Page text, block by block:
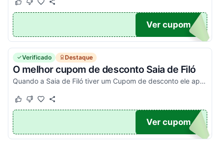
Este cupom funcionou
Este cupom não funcionou
INHA
Ver cupom
Verificado Destaque
O melhor cupom de desconto Saia de Filó
Quando a Saia de Filó tiver um Cupom de desconto ele aparecerá aqui!
Este cupom funcionou
Este cupom não funcionou
TICO
Ver cupom